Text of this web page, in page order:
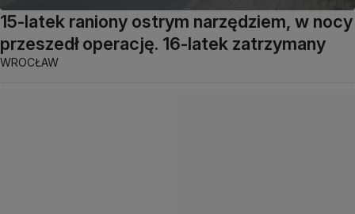
15-latek raniony ostrym narzędziem, w nocy
przeszedł operację. 16-latek zatrzymany
WROCŁAW